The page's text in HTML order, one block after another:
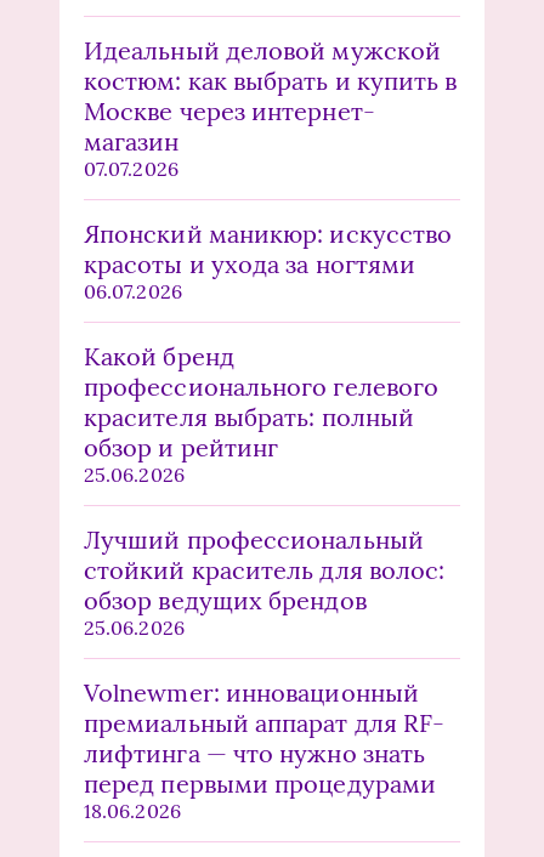
Идеальный деловой мужской
костюм: как выбрать и купить в
Москве через интернет-
магазин
07.07.2026
Японский маникюр: искусство
красоты и ухода за ногтями
06.07.2026
Какой бренд
профессионального гелевого
красителя выбрать: полный
обзор и рейтинг
25.06.2026
Лучший профессиональный
стойкий краситель для волос:
обзор ведущих брендов
25.06.2026
Volnewmer: инновационный
премиальный аппарат для RF-
лифтинга — что нужно знать
перед первыми процедурами
18.06.2026